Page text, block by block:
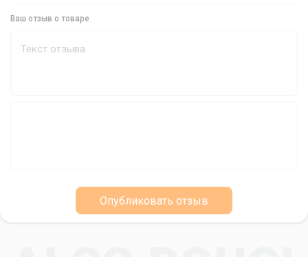
незаменимым помощником.
Ваш отзыв о товаре
Опубликовать отзыв